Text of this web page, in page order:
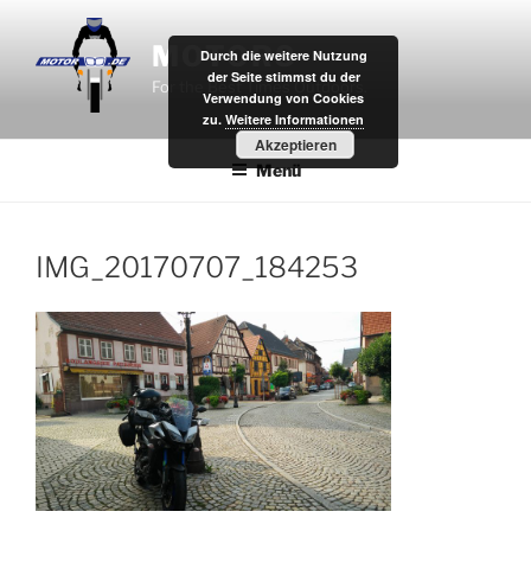
springen
MOTOR8
For the Best Times Outdoors.
Menü
IMG_20170707_184253
Durch die weitere Nutzung
der Seite stimmst du der
Verwendung von Cookies
zu. Weitere Informationen
Akzeptieren